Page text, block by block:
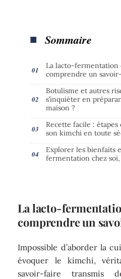
Sommaire
La lacto-fermentation
comprendre un
Botulisme et autres
s’inquiéter en
maison ?
Recette facile :
son kimchi en toute
Explorer les bienfaits
fermentation chez soi,
La lacto-
comprendre un
Impossible d’aborder la
évoquer le kimchi,
savoir-faire transmis